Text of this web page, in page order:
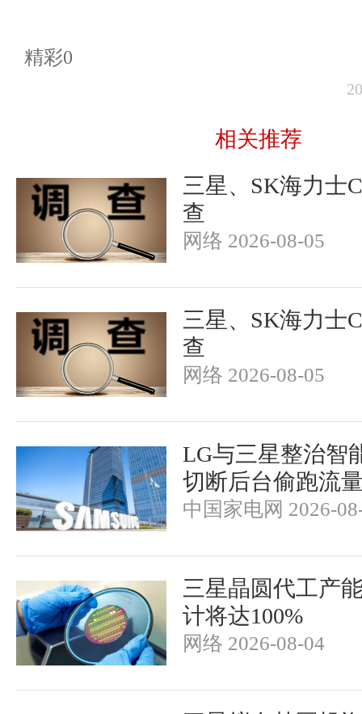
精彩0
相关推荐
三星、SK海力士
查
网络 2026-08-05
三星、SK海力士
查
网络 2026-08-05
LG与三星整治智
切断后台偷跑流
中国家电网 2026-
三星晶圆代工产
计将达100%
网络 2026-08-04